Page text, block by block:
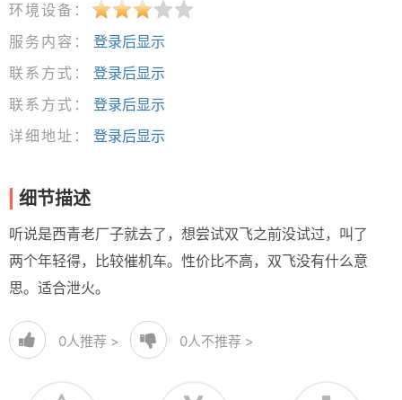
环境设备：
服务内容：
登录后显示
联系方式：
登录后显示
联系方式：
登录后显示
详细地址：
登录后显示
细节描述
听说是西青老厂子就去了，想尝试双飞之前没试过，叫了
两个年轻得，比较催机车。性价比不高，双飞没有什么意
思。适合泄火。
0人推荐 > 0人不推荐 >